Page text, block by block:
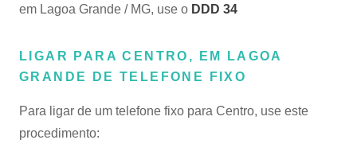
em Lagoa Grande / MG, use o DDD 34
LIGAR PARA CENTRO, EM LAGOA
GRANDE DE TELEFONE FIXO
Para ligar de um telefone fixo para Centro, use este
procedimento: